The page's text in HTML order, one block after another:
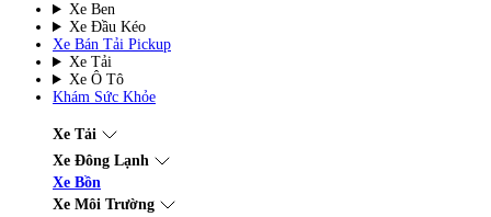
Xe Ben
Xe Đầu Kéo
Xe Bán Tải Pickup
Xe Tải
Xe Ô Tô
Khám Sức Khỏe
Xe Tải
Xe Đông Lạnh
Xe Bồn
Xe Môi Trường